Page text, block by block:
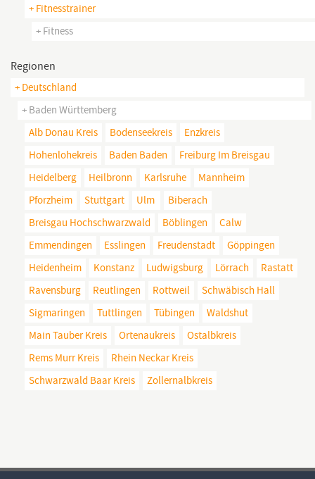
+ Fitnesstrainer
+ Fitness
Regionen
+ Deutschland
+ Baden Württemberg
Alb Donau Kreis
Bodenseekreis
Enzkreis
Hohenlohekreis
Baden Baden
Freiburg Im Breisgau
Heidelberg
Heilbronn Karlsruhe
Mannheim
Pforzheim
Stuttgart Ulm
Biberach
Breisgau Hochschwarzwald
Böblingen
Calw
Emmendingen
Esslingen Freudenstadt
Göppingen
Heidenheim
Konstanz Ludwigsburg Lörrach
Rastatt
Ravensburg
Reutlingen Rottweil
Schwäbisch Hall
Sigmaringen
Tuttlingen Tübingen
Waldshut
Main Tauber Kreis
Ortenaukreis
Ostalbkreis
Rems Murr Kreis
Rhein Neckar Kreis
Schwarzwald Baar Kreis
Zollernalbkreis